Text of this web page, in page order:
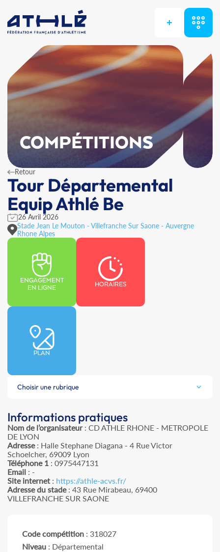
+
COMPÉTITIONS
Retour
Tour Départemental
Equip Athlé Be
26 Avril 2026
Stade Jean Le Mouton - Villefranche Sur Saone - Auvergne
Rhone Alpes
ENGAGEMENT
EN LIGNE
HORAIRES
PLAN
Choisir une rubrique
Informations pratiques
Nom de l’organisateur: CD ATHLE RHONE - METROPOLE
DE LYON
Adresse: Halle Stephane Diagana - 4 Rue Victor
Schoelcher, 69009 Lyon
Téléphone 1 : 0975447131
Email : -
Site internet : https://athle-acvs.fr/
Adresse du stade: 43 Rue Mirabeau, 69400
VILLEFRANCHE SUR SAONE
Code compétition : 318027
Niveau : Départemental